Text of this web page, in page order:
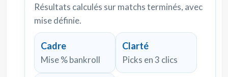
Résultats calculés sur matchs terminés, avec
mise définie.
Cadre
Mise % bankroll
Clarté
Picks en 3 clics